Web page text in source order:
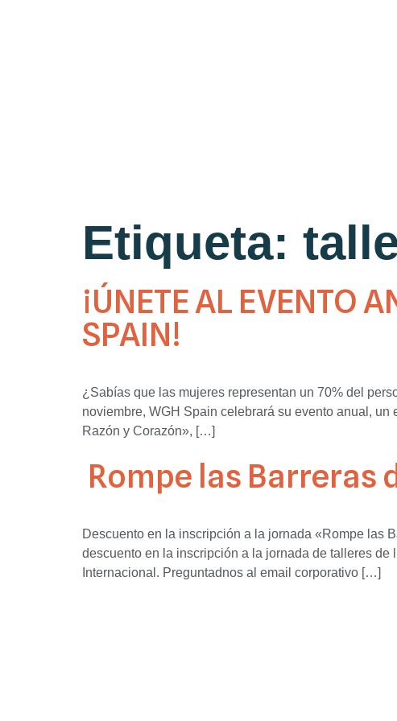
Etiqueta:
¡ÚNETE AL EVENTO
SPAIN!
¿Sabías que las mujeres representan un 70% del
noviembre, WGH Spain celebrará su evento anual,
Razón y Corazón», […]
Rompe las Barreras
Descuento en la inscripción a la jornada «Rompe las
descuento en la inscripción a la jornada de talleres
Internacional. Preguntadnos al email corporativo […]